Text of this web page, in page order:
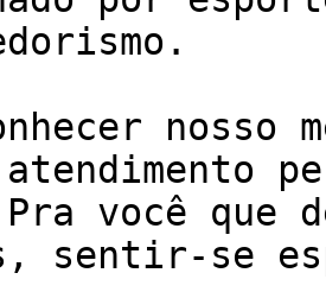
você que
sentir-se